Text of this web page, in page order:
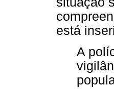
está
A